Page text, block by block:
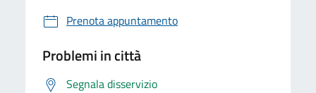
Prenota appuntamento
Problemi in città
Segnala disservizio